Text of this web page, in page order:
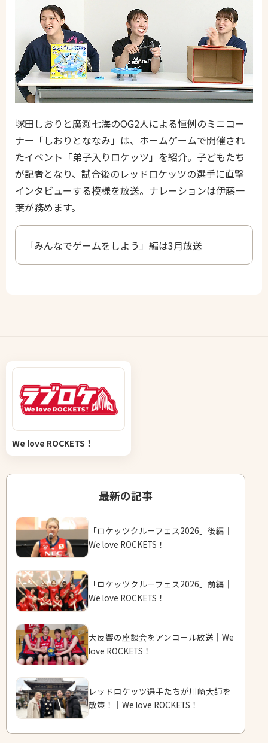
塚田しおりと廣瀬七海のOG2人による恒例のミニコー
ナー「しおりとななみ」は、ホームゲームで開催され
たイベント「弟子入りロケッツ」を紹介。子どもたち
が記者となり、試合後のレッドロケッツの選手に直撃
インタビューする模様を放送。ナレーションは伊藤一
葉が務めます。
「みんなでゲームをしよう」編は3月放送
We love ROCKETS！
最新の記事
「ロケッツクルーフェス2026」後編｜
We love ROCKETS！
「ロケッツクルーフェス2026」前編｜
We love ROCKETS！
大反響の座談会をアンコール放送｜We
love ROCKETS！
レッドロケッツ選手たちが川崎大師を
散策！｜We love ROCKETS！